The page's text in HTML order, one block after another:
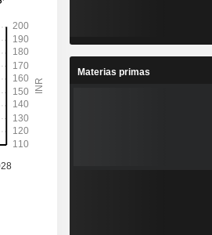
Materias primas